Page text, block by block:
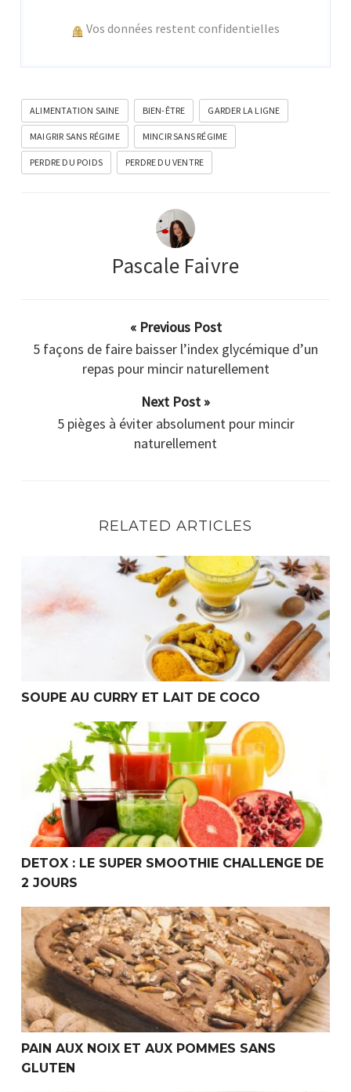
Vos données restent confidentielles
ALIMENTATION SAINE BIEN-ÊTRE GARDER LA LIGNE
MAIGRIR SANS RÉGIME MINCIR SANS RÉGIME
PERDRE DU POIDS PERDRE DU VENTRE
Pascale Faivre
« Previous Post
5 façons de faire baisser l’index glycémique d’un
repas pour mincir naturellement
Next Post »
5 pièges à éviter absolument pour mincir
naturellement
RELATED ARTICLES
SOUPE AU CURRY ET LAIT DE COCO
SOUPE AU CURRY ET LAIT DE COCO
Detox : Le super smoothie challenge de 2 jours
DETOX : LE SUPER SMOOTHIE CHALLENGE DE
2 JOURS
PAIN AUX NOIX ET AUX POMMES SANS GLUTEN
PAIN AUX NOIX ET AUX POMMES SANS
GLUTEN